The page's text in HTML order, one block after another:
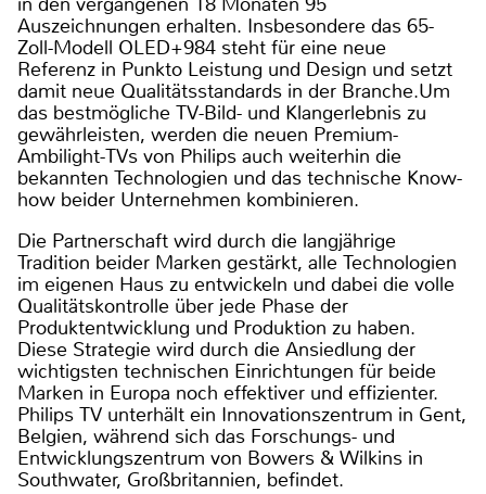
Auszeichnungen erhalten. Insbesondere das 65-
Zoll-Modell OLED+984 steht für eine neue
Referenz in Punkto Leistung und Design und setzt
damit neue Qualitätsstandards in der Branche.Um
das bestmögliche TV-Bild- und Klangerlebnis zu
gewährleisten, werden die neuen Premium-
Ambilight-TVs von Philips auch weiterhin die
bekannten Technologien und das technische Know-
how beider Unternehmen kombinieren.
Die Partnerschaft wird durch die langjährige
Tradition beider Marken gestärkt, alle Technologien
im eigenen Haus zu entwickeln und dabei die volle
Qualitätskontrolle über jede Phase der
Produktentwicklung und Produktion zu haben.
Diese Strategie wird durch die Ansiedlung der
wichtigsten technischen Einrichtungen für beide
Marken in Europa noch effektiver und effizienter.
Philips TV unterhält ein Innovationszentrum in Gent,
Belgien, während sich das Forschungs- und
Entwicklungszentrum von Bowers & Wilkins in
Southwater, Großbritannien, befindet.